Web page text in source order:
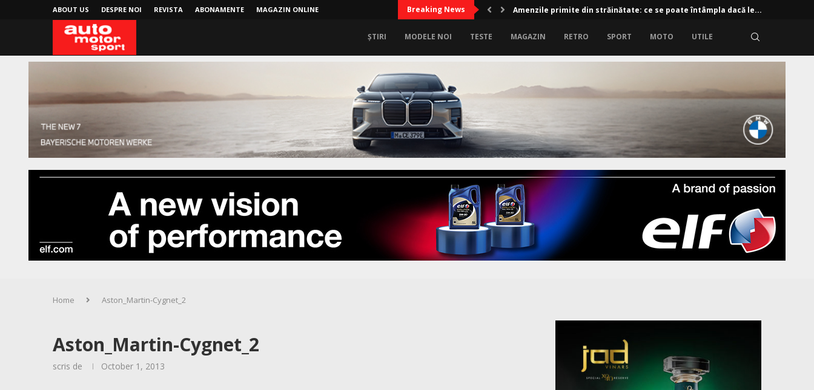
ABOUT US DESPRE NOI REVISTA ABONAMENTE MAGAZIN ONLINE Breaking News Amenzile primite din străinătate: ce se poate întâmpla dacă le...
ȘTIRI MODELE NOI TESTE MAGAZIN RETRO SPORT MOTO UTILE
Home Aston_Martin-Cygnet_2
Aston_Martin-Cygnet_2
scris de October 1, 2013